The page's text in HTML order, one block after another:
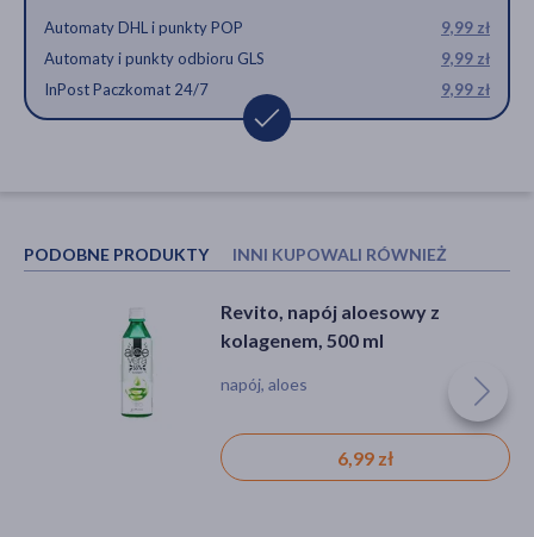
Automaty DHL i punkty POP
9,99 zł
Automaty i punkty odbioru GLS
9,99 zł
InPost Paczkomat 24/7
9,99 zł
PODOBNE PRODUKTY INNI KUPOWALI RÓWNIEŻ
Revito, napój aloesowy z
kolagenem, 500 ml
napój, aloes
6,99 zł
Revito, napój aloesowy z
kolagenem, 500 ml
napój, aloes
6,99 zł